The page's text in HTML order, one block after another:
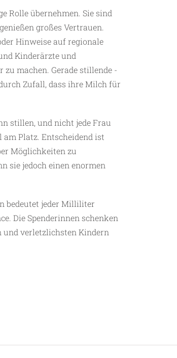
Rolle übernehmen. Sie sind
großes Vertrauen.
Hinweise auf regionale
Kinderärzte und
zu machen. Gerade stillende
Zufall, dass ihre Milch für
stillen, und nicht jede Frau
Platz. Entscheidend ist
Möglichkeiten zu
sie jedoch einen enormen
bedeutet jeder Milliliter
Die Spenderinnen schenken
und verletzlichsten Kindern